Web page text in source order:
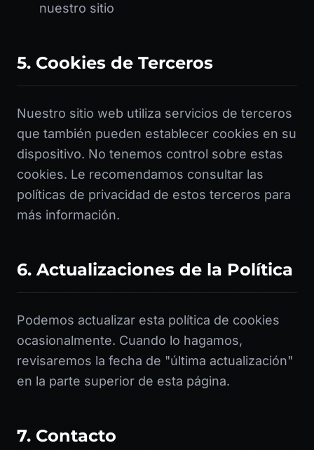
nuestro sitio
5. Cookies de Terceros
Nuestro sitio web utiliza servicios de terceros
que también pueden establecer cookies en su
dispositivo. No tenemos control sobre estas
cookies. Le recomendamos consultar las
políticas de privacidad de estos terceros para
más información.
6. Actualizaciones de la Política
Podemos actualizar esta política de cookies
ocasionalmente. Cuando lo hagamos,
revisaremos la fecha de "última actualización"
en la parte superior de esta página.
7. Contacto